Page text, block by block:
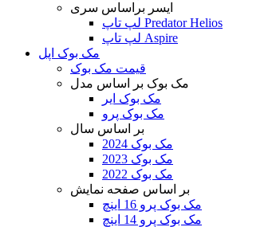
ایسر براساس سری
لپ تاپ Predator Helios
لپ تاپ Aspire
مک بوک اپل
قیمت مک بوک
مک بوک بر اساس مدل
مک بوک ایر
مک بوک پرو
بر اساس سال
مک بوک 2024
مک بوک 2023
مک بوک 2022
بر اساس صفحه نمایش
مک بوک پرو 16 اینچ
مک بوک پرو 14 اینچ